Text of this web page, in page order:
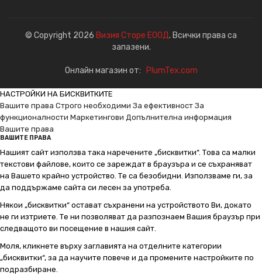
© Copyright 2026 Визия Сторе ЕООД. Всички права са
запазени.
Онлайн магазин от: PlumTex.com
НАСТРОЙКИ НА БИСКВИТКИТЕ
Вашите права Строго необходими За ефективност За
функционалности Маркетингови Допълнителна информация
Вашите права
ВАШИТЕ ПРАВА
Нашият сайт използва така наречените „бисквитки“. Това са малки
текстови файлове, които се зареждат в браузъра и се съхраняват
на Вашето крайно устройство. Те са безобидни. Използваме ги, за
да поддържаме сайта си лесен за употреба.
Някои „бисквитки“ остават съхранени на устройството Ви, докато
не ги изтриете. Те ни позволяват да разпознаем Вашия браузър при
следващото ви посещение в нашия сайт.
Моля, кликнете върху заглавията на отделните категории
„бисквитки“, за да научите повече и да промените настройките по
подразбиране.